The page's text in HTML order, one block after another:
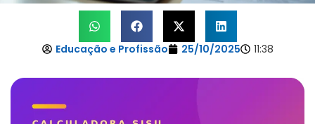
Educação e Profissão 25/10/2025 11:38